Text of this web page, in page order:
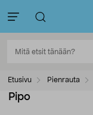
Etusivu Pienrauta
Pipo